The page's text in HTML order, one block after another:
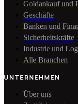
Goldankauf und
Geschäfte
Banken und
Sicherheitskräfte
Industrie und
Alle Branchen
UNTERNEHMEN
Über uns